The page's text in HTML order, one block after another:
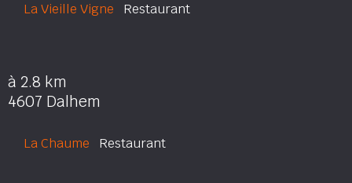
La Vieille Vigne Restaurant
à 2.8 km
4607 Dalhem
La Chaume Restaurant